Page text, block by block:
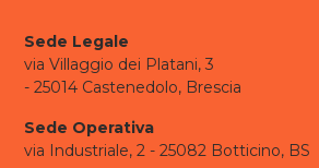
Sede Legale
via Villaggio dei Platani, 3
- 25014 Castenedolo, Brescia
Sede Operativa
via Industriale, 2 - 25082 Botticino, BS